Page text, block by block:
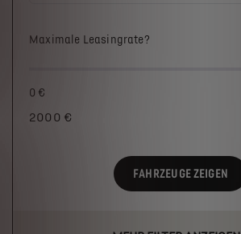
Maximale Leasingrate?
0 €
2000 €
FAHRZEUGE ZEIGEN